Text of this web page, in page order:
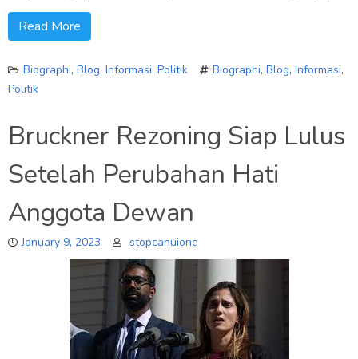
Read More
Biographi, Blog, Informasi, Politik Biographi, Blog, Informasi,
Politik
Bruckner Rezoning Siap Lulus
Setelah Perubahan Hati
Anggota Dewan
January 9, 2023 stopcanuionc